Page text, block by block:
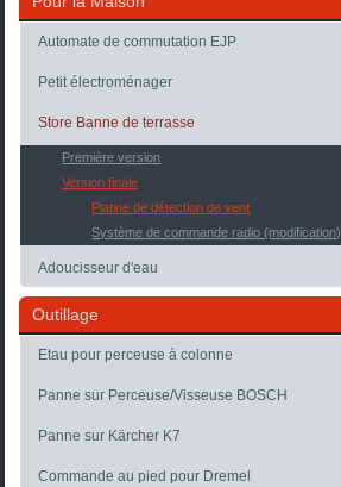
Automate de commutation EJP
Petit électroménager
Store Banne de terrasse
Première version
Version finale
Platine de détection de vent
Système de commande radio (modification)
Adoucisseur d'eau
Outillage
Etau pour perceuse à colonne
Panne sur Perceuse/Visseuse BOSCH
Panne sur Kärcher K7
Commande au pied pour Dremel